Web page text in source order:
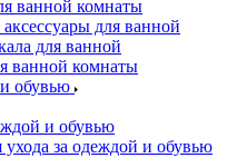
ванной комнаты
для ванной
для ванной
ванной комнаты
обувью
и обувью
ухода за одеждой и обувью